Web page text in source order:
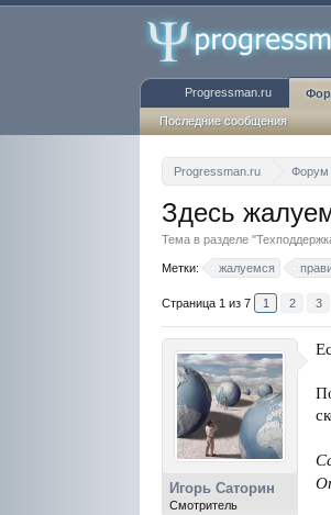
Progressman.ru Форум
Здесь
Тема в разделе "
Метки: жалуемся
Страница 1 из 7 1 2 3
Игорь Саторин
Смотритель
Progressman.ru
Последние сообщения